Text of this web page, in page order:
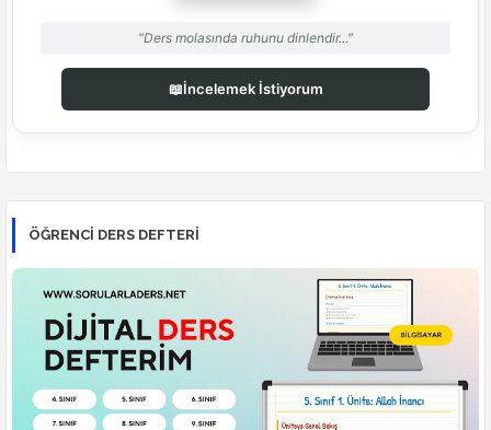
"Ders molasında ruhunu dinlendir..."
📖İncelemek İstiyorum
ÖĞRENCI DERS DEFTERI